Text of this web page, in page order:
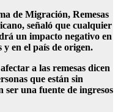
de Migración, Remesas
señaló que cualquier
un impacto negativo en
y en el país de origen.
a las remesas dicen
que están sin
ser una fuente de ingresos